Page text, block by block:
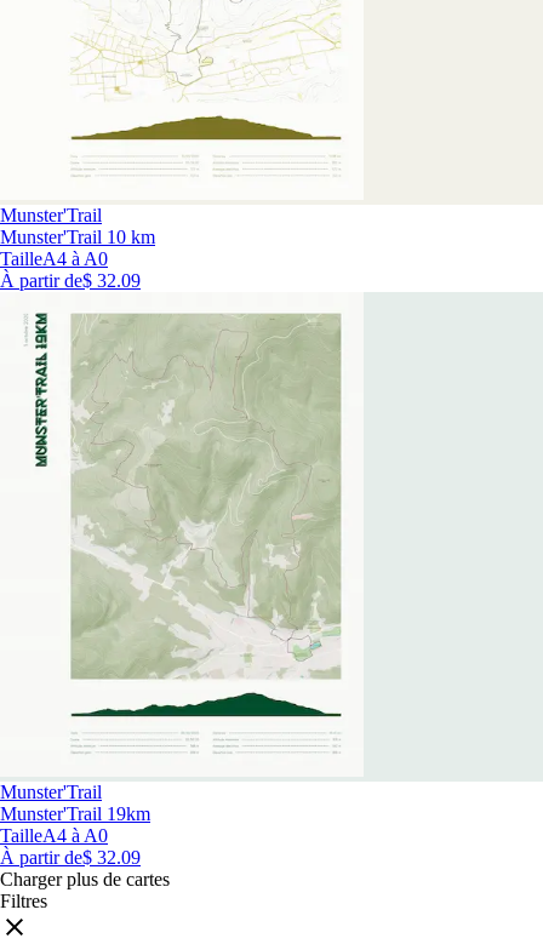
Munster'Trail
Munster'Trail 10 km
TailleA4 à A0
À partir de$ 32.09
Munster'Trail
Munster'Trail 19km
TailleA4 à A0
À partir de$ 32.09
Charger plus de cartes
Filtres